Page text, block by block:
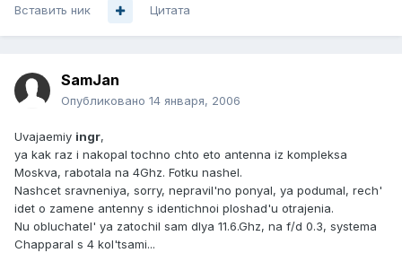
Вставить ник Цитата
SamJan
Опубликовано 14 января, 2006
Uvajaemiy ingr,
ya kak raz i nakopal tochno chto eto antenna iz kompleksa
Moskva, rabotala na 4Ghz. Fotku nashel.
Nashcet sravneniya, sorry, nepravil'no ponyal, ya podumal, rech'
idet o zamene antenny s identichnoi ploshad'u otrajenia.
Nu obluchatel' ya zatochil sam dlya 11.6.Ghz, na f/d 0.3, systema
Chapparal s 4 kol'tsami...